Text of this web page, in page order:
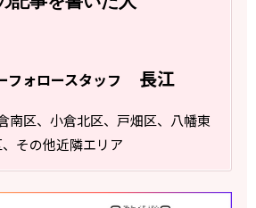
フォロースタッフ 長江
南区、小倉北区、戸畑区、八幡東
、その他近隣エリア